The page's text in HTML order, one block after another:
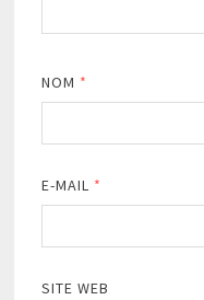
NOM *
E-MAIL *
SITE WEB